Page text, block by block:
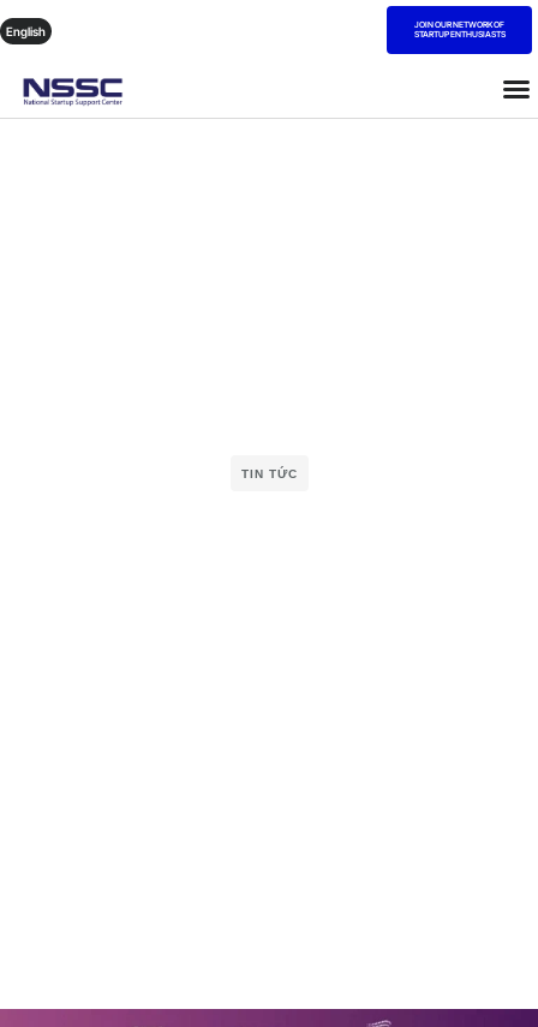
English
JOIN OUR NETWORK OF
STARTUP ENTHUSIASTS
TIN TỨC